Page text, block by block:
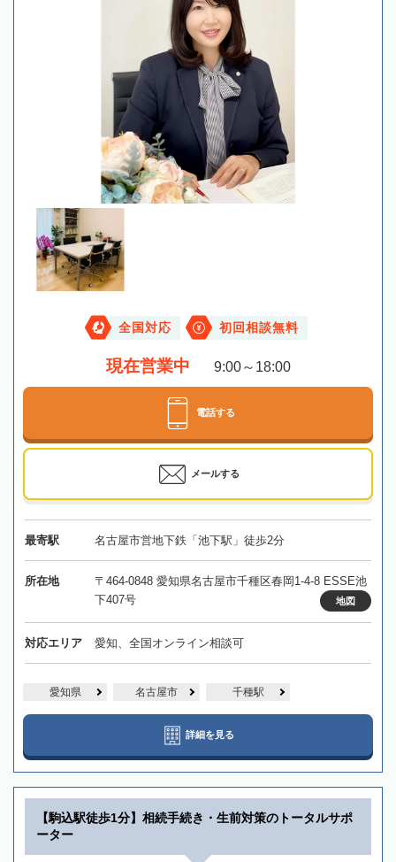
全国対応 初回相談無料
現在営業中 9:00～18:00
電話する
メールする
最寄駅 名古屋市営地下鉄「池下駅」徒歩2分
所在地
〒464-0848 愛知県名古屋市千種区春岡1-4-8 ESSE池
下407号
地図
対応エリア 愛知、全国オンライン相談可
愛知県 名古屋市 千種駅
詳細を見る
【駒込駅徒歩1分】相続手続き・生前対策のトータルサポ
ーター